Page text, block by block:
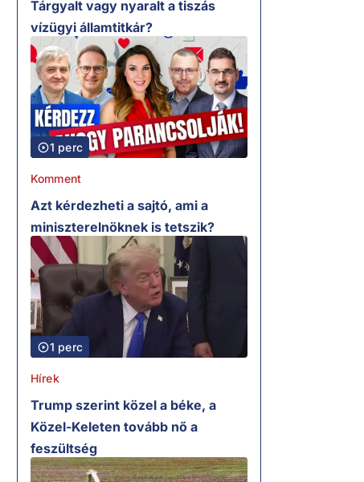
Tárgyalt vagy nyaralt a tiszás
vízügyi államtitkár?
1 perc
Komment
Azt kérdezheti a sajtó, ami a
miniszterelnöknek is tetszik?
1 perc
Hírek
Trump szerint közel a béke, a
Közel-Keleten tovább nő a
feszültség